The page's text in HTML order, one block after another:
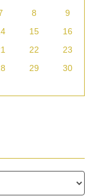
8
9
15
16
22
23
29
30